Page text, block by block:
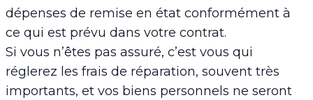
dépenses de remise en état conformément à
ce qui est prévu dans votre contrat.
Si vous n’êtes pas assuré, c’est vous qui
réglerez les frais de réparation, souvent très
importants, et vos biens personnels ne seront